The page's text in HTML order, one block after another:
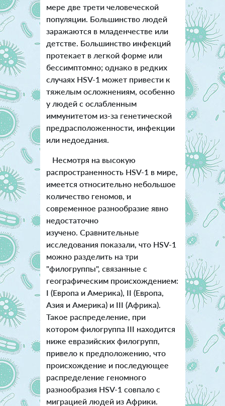
мере две трети человеческой
популяции. Большинство людей
заражаются в младенчестве или
детстве. Большинство инфекций
протекает в легкой форме или
бессимптомно; однако в редких
случаях HSV-1 может привести к
тяжелым осложнениям, особенно
у людей с ослабленным
иммунитетом из-за генетической
предрасположенности, инфекции
или недоедания.
Несмотря на высокую
распространенность HSV-1 в мире,
имеется относительно небольшое
количество геномов, и
современное разнообразие явно
недостаточно
изучено. Сравнительные
исследования показали, что HSV-1
можно разделить на три
"филогруппы", связанные с
географическим происхождением:
I (Европа и Америка), II (Европа,
Азия и Америка) и III (Африка).
Такое распределение, при
котором филогруппа III находится
ниже евразийских филогрупп,
привело к предположению, что
происхождение и последующее
распределение геномного
разнообразия HSV-1 совпало с
миграцией людей из Африки.